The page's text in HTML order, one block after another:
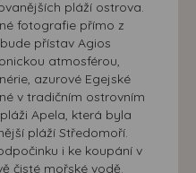
pláží ostrova.
fotografie přímo z
přístav Agios
atmosférou,
azurové Egejské
v tradičním ostrovním
Apela, která byla
pláží Středomoří.
i ke koupání v
čisté mořské vodě.